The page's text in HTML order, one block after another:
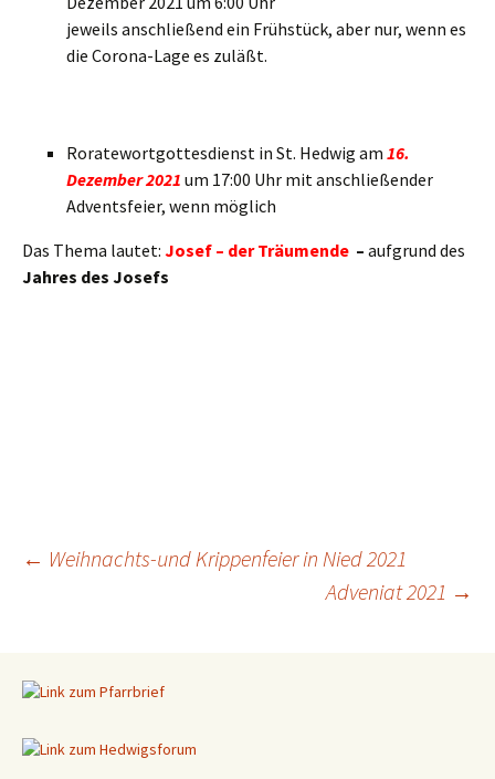
jeweils anschließend ein Frühstück, aber nur, wenn es
die Corona-Lage es zuläßt.
Roratewortgottesdienst in St. Hedwig am 16.
Dezember 2021 um 17:00 Uhr mit anschließender
Adventsfeier, wenn möglich
Das Thema lautet: Josef – der Träumende – aufgrund des
Jahres des Josefs
Beitragsnavigation
← Weihnachts-und Krippenfeier in Nied 2021
Adveniat 2021 →